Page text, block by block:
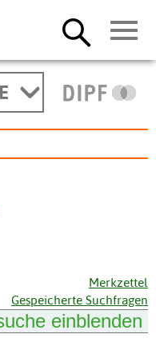
Merkzettel
Gespeicherte Suchfragen
einblenden